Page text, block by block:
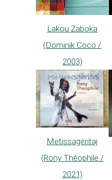
Lakou Zaboka
(Dominik Coco /
2003)
Metissagéritaj
(Rony Théophile /
2021)